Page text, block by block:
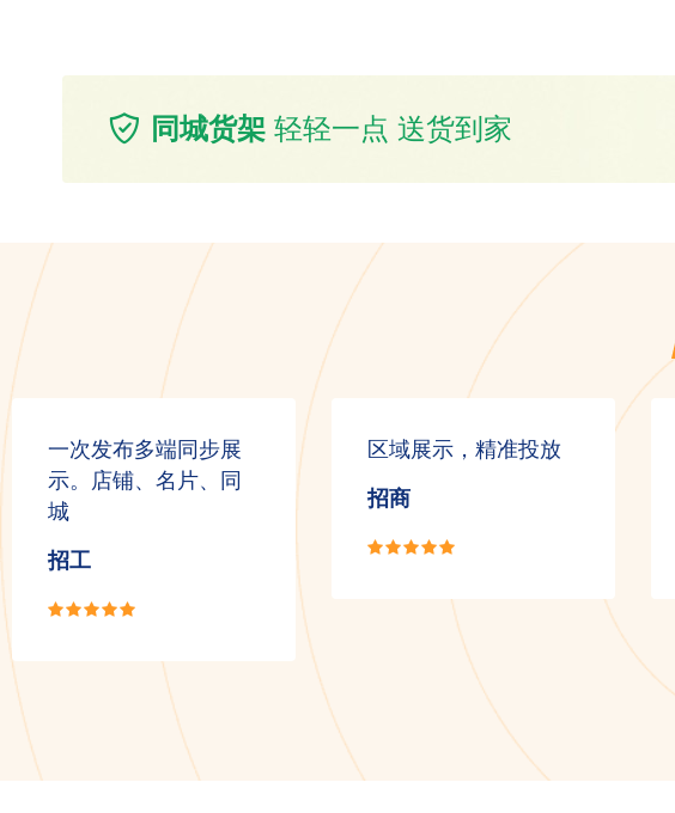
同城货架 轻轻一点 送货到家
一次发布多端同步展
示。店铺、名片、同
城
招工
区域展示，精准投放
招商